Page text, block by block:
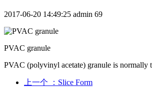
2017-06-20 14:49:25 admin 69
PVAC granule
PVAC (polyvinyl acetate) granule is normally
上一个
：Slice Form